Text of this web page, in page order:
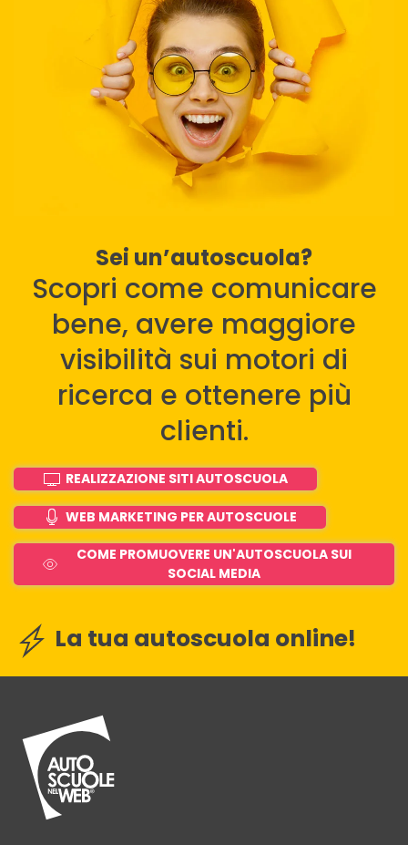
Sei un’autoscuola?
Scopri come comunicare
bene, avere maggiore
visibilità sui motori di
ricerca e ottenere più
clienti.
REALIZZAZIONE SITI AUTOSCUOLA
WEB MARKETING PER AUTOSCUOLE
COME PROMUOVERE UN'AUTOSCUOLA SUI
SOCIAL MEDIA
La tua autoscuola online!